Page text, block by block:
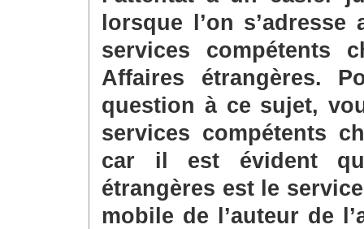
lorsque l’on
services compétents
Affaires étrangères.
question à ce sujet,
services compétents
car il est évident
étrangères est le
mobile de l’auteur de